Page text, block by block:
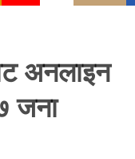
अनलाइन
जना